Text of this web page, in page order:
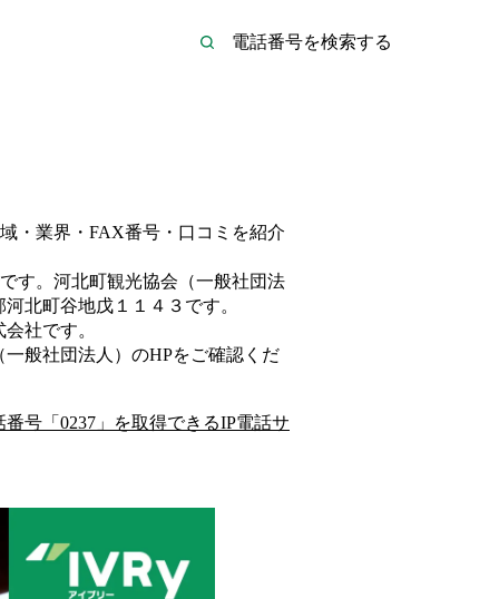
・業界・FAX番号・口コミを紹介
す。 河北町観光協会（一般社団法
北町谷地戊１１４３ です。
会社です。
般社団法人） のHPをご確認くだ
号「 0237 」を取得できるIP電話サ